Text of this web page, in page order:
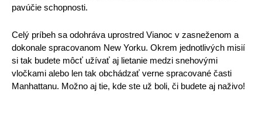
pavúčie schopnosti.
Celý príbeh sa odohráva uprostred Vianoc v zasneženom a
dokonale spracovanom New Yorku. Okrem jednotlivých misií
si tak budete môcť užívať aj lietanie medzi snehovými
vločkami alebo len tak obchádzať verne spracované časti
Manhattanu. Možno aj tie, kde ste už boli, či budete aj naživo!